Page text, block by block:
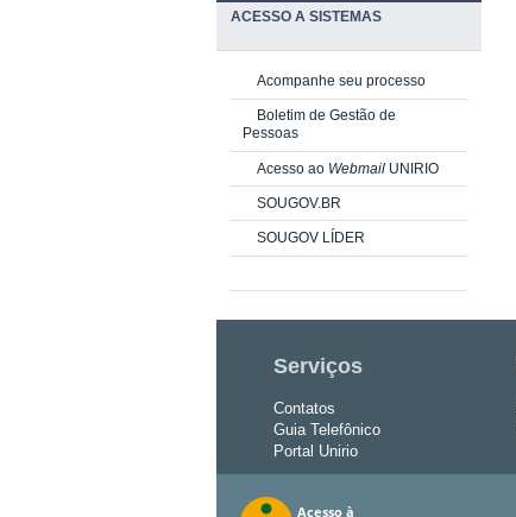
ACESSO A SISTEMAS
Acompanhe seu processo
Boletim de Gestão de
Pessoas
Acesso ao Webmail UNIRIO
SOUGOV.BR
SOUGOV LÍDER
Serviços
Contatos
Guia Telefônico
Portal Unirio